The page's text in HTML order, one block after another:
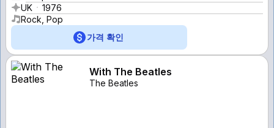
UK
1976
Rock, Pop
가격 확인
With The Beatles
The Beatles